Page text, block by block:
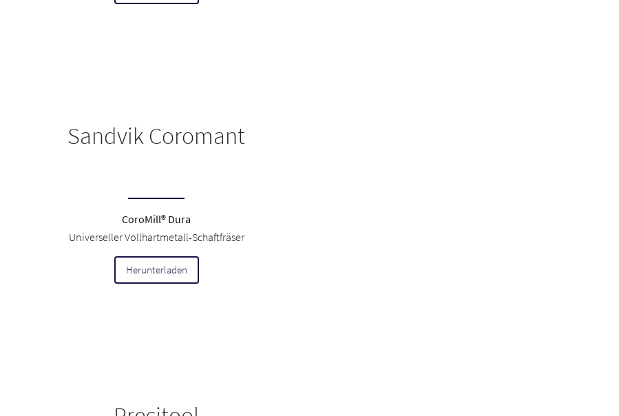
Sandvik Coromant
CoroMill® Dura
Universeller Vollhartmetall-Schaftfräser
Herunterladen